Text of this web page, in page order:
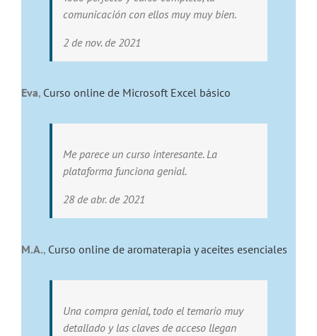
comunicación con ellos muy muy bien.
2 de nov. de 2021
Eva, Curso online de Microsoft Excel básico
Me parece un curso interesante. La
plataforma funciona genial.
28 de abr. de 2021
M.A., Curso online de aromaterapia y aceites esenciales
Una compra genial, todo el temario muy
detallado y las claves de acceso llegan